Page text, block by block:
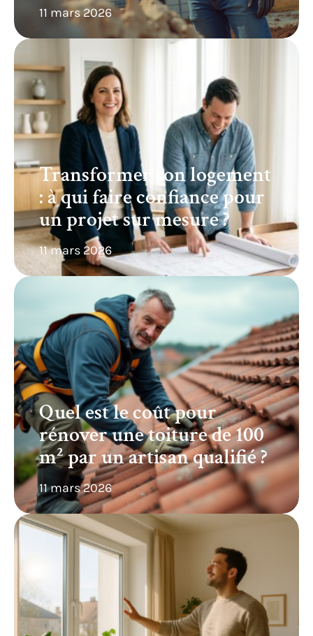
11 mars 2026
Transformer son logement
: à qui faire confiance pour
un projet sur mesure ?
11 mars 2026
Quel est le coût pour
rénover une toiture de 100
m² par un artisan qualifié ?
11 mars 2026